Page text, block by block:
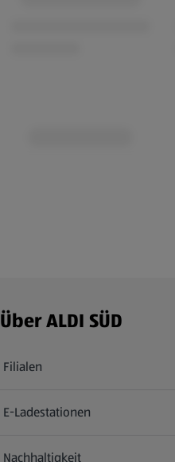
Über ALDI SÜD
Filialen
E-Ladestationen
Nachhaltigkeit